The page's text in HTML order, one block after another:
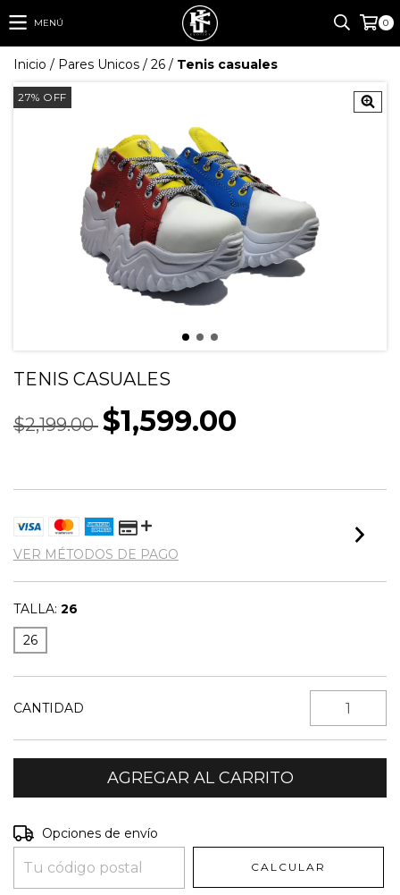
MENÚ 0
Inicio / Pares Unicos / 26 / Tenis casuales
27% OFF
TENIS CASUALES
$2,199.00 $1,599.00
VER MÉTODOS DE PAGO
TALLA: 26
26
CANTIDAD
Entregas para el CP:
Opciones de envío
CALCULAR